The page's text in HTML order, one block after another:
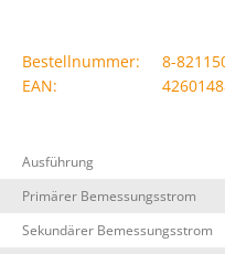
Bestellnummer:
8-
EAN:
Ausführung
Primärer Bemessungsstrom
Sekundärer Bemessungsstrom